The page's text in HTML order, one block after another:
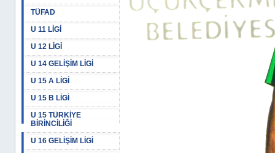
TÜFAD
U 11 LİGİ
U 12 LİGİ
U 14 GELİŞİM LİGİ
U 15 A LİGİ
U 15 B LİGİ
U 15 TÜRKİYE
BİRİNCİLİĞİ
U 16 GELİŞİM LİGİ